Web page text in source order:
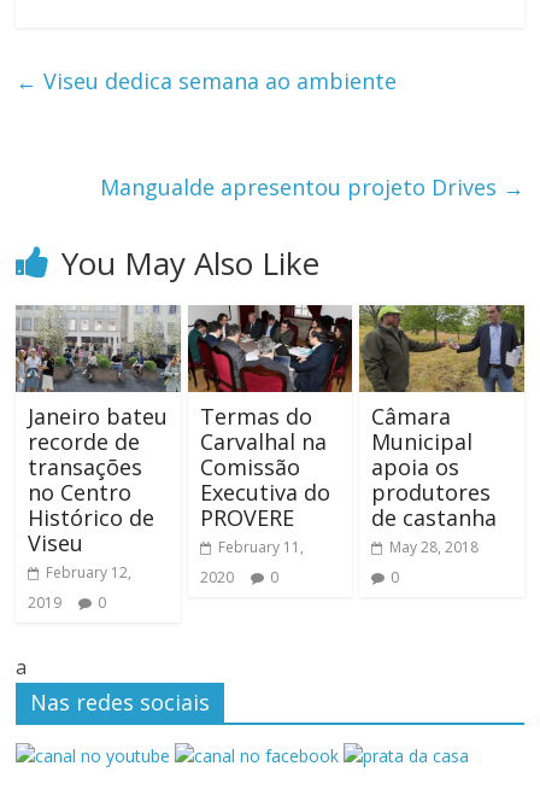
← Viseu dedica semana ao ambiente
Mangualde apresentou projeto Drives →
You May Also Like
Janeiro bateu
recorde de
transações
no Centro
Histórico de
Viseu
February 12,
2019
0
Termas do
Carvalhal na
Comissão
Executiva do
PROVERE
February 11,
2020
0
Câmara
Municipal
apoia os
produtores
de castanha
May 28, 2018
0
a
Nas redes sociais